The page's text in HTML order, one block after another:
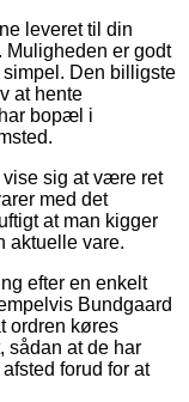
leveret til din
Muligheden er godt
Den billigste
at hente
bopæl i
vise sig at være ret
med det
at man kigger
aktuelle vare.
efter en enkelt
Bundgaard
ordren køres
sådan at de har
forud for at